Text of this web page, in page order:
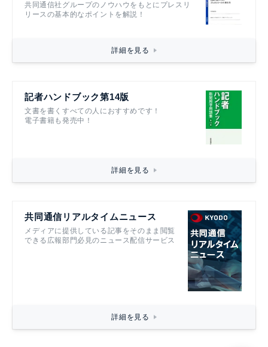
共同通信社グループのノウハウをもとにプレスリ
リースの基本的なポイントを解説！
詳細を見る
記者ハンドブック第14版
文書を書くすべての人におすすめです！
電子書籍も発売中！
詳細を見る
共同通信リアルタイムニュース
メディアに提供している記事をそのまま閲覧
できる広報部門必見のニュース配信サービス
詳細を見る